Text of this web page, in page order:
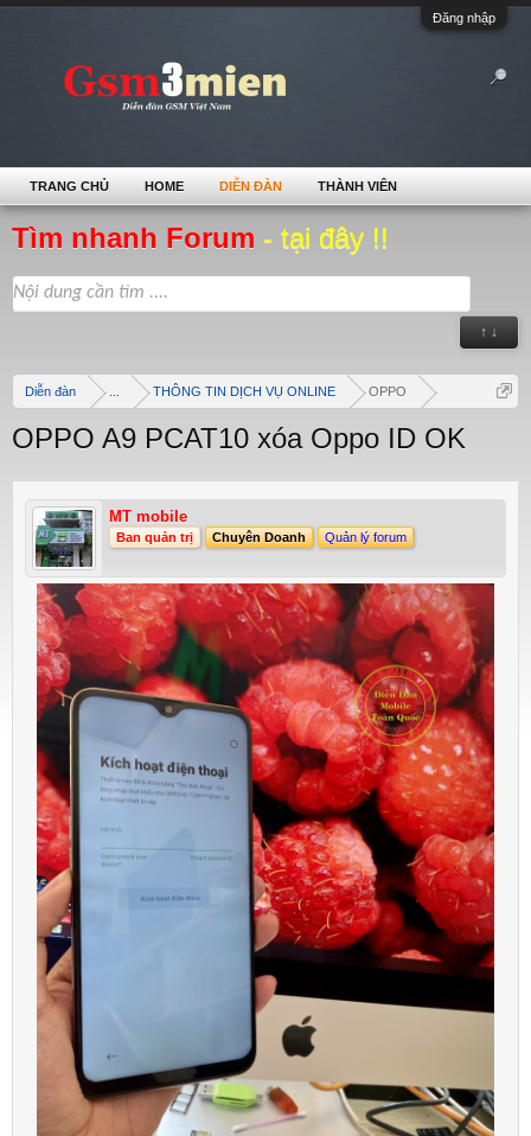
Đăng nhập
Tìm nhanh Forum - tại đây !!
↑ ↓
Diễn đàn THÔNG TIN DỊCH VỤ ONLINE OPPO
OPPO A9 PCAT10 xóa Oppo ID OK
MT mobile
Ban quản trị Chuyên Doanh Quản lý forum
TRANG CHỦ HOME DIỄN ĐÀN THÀNH VIÊN